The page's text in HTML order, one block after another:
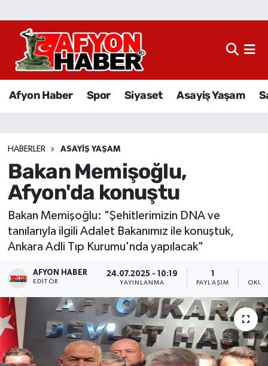
Afyon Haber Spor Siyaset Asayiş Yaşam
HABERLER ASAYIŞ YAŞAM
Bakan Memişoğlu,
Afyon'da konuştu
Bakan Memişoğlu: "Şehitlerimizin DNA ve
tanılarıyla ilgili Adalet Bakanımız ile konuştuk,
Ankara Adli Tıp Kurumu'nda yapılacak"
AFYON HABER
EDITÖR
24.07.2025 - 10:19
YAYINLANMA PAYLAŞIM
Afyon Haber
Sağlık
Eğitim
Sivil Toplum
Etkinlikler